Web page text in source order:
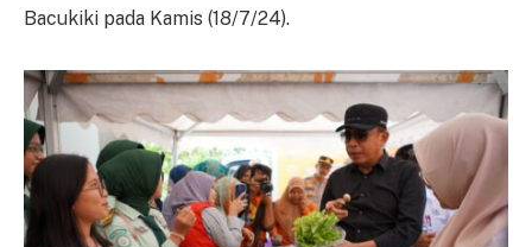
Bacukiki pada Kamis (18/7/24).